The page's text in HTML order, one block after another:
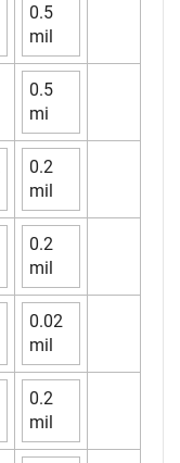
0.5
mil
0.5
mi
0.2
mil
0.2
mil
0.02
mil
0.2
mil